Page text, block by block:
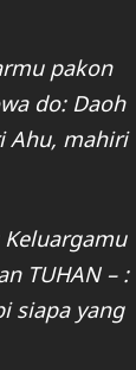
pakon
do: Daoh
Ahu, mahiri
TUHAN – :
siapa yang